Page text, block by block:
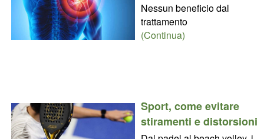
Nessun beneficio dal
trattamento
(Continua)
Sport, come evitare
stiramenti e distorsioni